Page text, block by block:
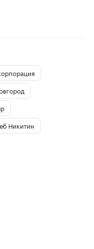
Никитин